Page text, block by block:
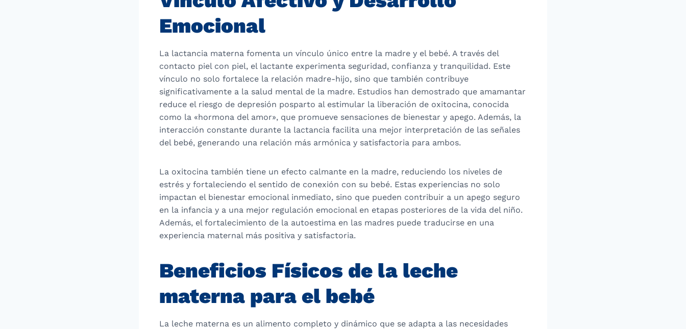
Emocional
La lactancia materna fomenta un vínculo único entre la madre y el bebé. A través del
contacto piel con piel, el lactante experimenta seguridad, confianza y tranquilidad. Este
vínculo no solo fortalece la relación madre-hijo, sino que también contribuye
significativamente a la salud mental de la madre. Estudios han demostrado que amamantar
reduce el riesgo de depresión posparto al estimular la liberación de oxitocina, conocida
como la «hormona del amor», que promueve sensaciones de bienestar y apego. Además, la
interacción constante durante la lactancia facilita una mejor interpretación de las señales
del bebé, generando una relación más armónica y satisfactoria para ambos.
La oxitocina también tiene un efecto calmante en la madre, reduciendo los niveles de
estrés y fortaleciendo el sentido de conexión con su bebé. Estas experiencias no solo
impactan el bienestar emocional inmediato, sino que pueden contribuir a un apego seguro
en la infancia y a una mejor regulación emocional en etapas posteriores de la vida del niño.
Además, el fortalecimiento de la autoestima en las madres puede traducirse en una
experiencia maternal más positiva y satisfactoria.
Beneficios Físicos de la leche
materna para el bebé
La leche materna es un alimento completo y dinámico que se adapta a las necesidades